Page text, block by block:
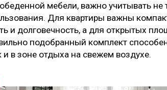
мебели, важно учитывать
Для квартиры важны
и долговечность, а для открытых
подобранный комплект
и в зоне отдыха на свежем воздухе.